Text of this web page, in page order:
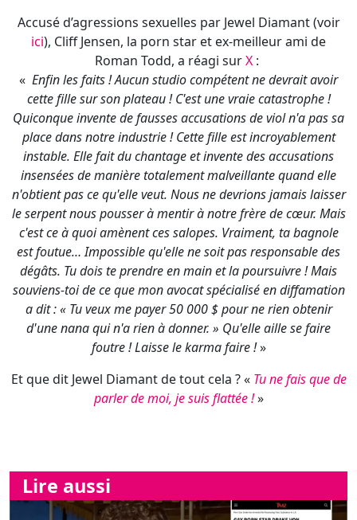
Accusé d’agressions sexuelles par Jewel Diamant (voir
ici), Cliff Jensen, la porn star et ex-meilleur ami de
Roman Todd, a réagi surX :
« Enfin les faits ! Aucun studio compétent ne devrait avoir
cette fille sur son plateau ! C'est une vraie catastrophe !
Quiconque invente de fausses accusations de viol n'a pas sa
place dans notre industrie ! Cette fille est incroyablement
instable. Elle fait du chantage et invente des accusations
insensées de manière totalement malveillante quand elle
n'obtient pas ce qu'elle veut. Nous ne devrions jamais laisser
le serpent nous pousser à mentir à notre frère de cœur. Mais
c'est ce à quoi amènent ces salopes. Vraiment, ta bagnole
est foutue… Impossible qu'elle ne soit pas responsable des
dégâts. Tu dois te prendre en main et la poursuivre ! Mais
souviens-toi de ce que mon avocat spécialisé en diffamation
a dit : « Tu veux me payer 50 000 $ pour ne rien obtenir
d'une nana qui n'a rien à donner. » Qu'elle aille se faire
foutre ! Laisse le karma faire !»
Et que dit Jewel Diamant de tout cela ? « Tu ne fais que de
parler de moi, je suis flattée !»
Lire aussi